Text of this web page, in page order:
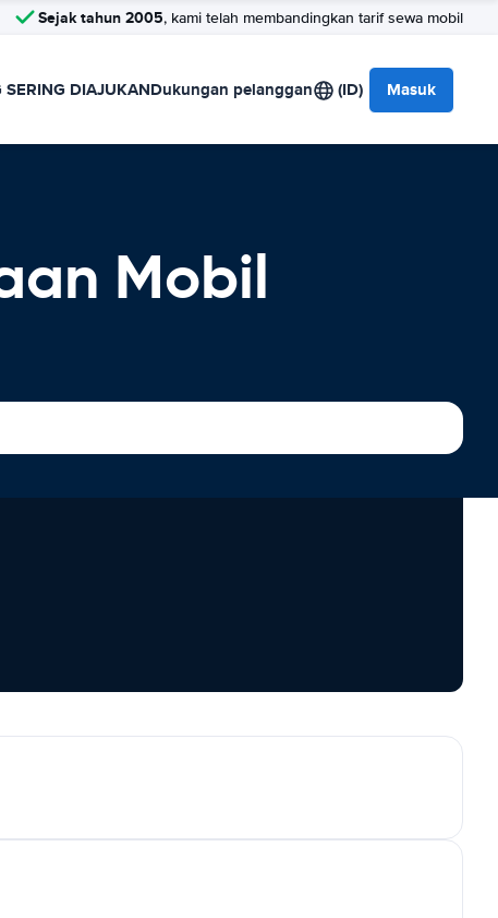
Sejak tahun 2005, kami telah membandingkan tarif sewa mobil
SERING DIAJUKANDukungan pelanggan (ID) Masuk
Mobil